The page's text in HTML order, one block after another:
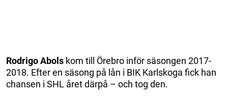
RodrigoAbols kom till Örebro inför säsongen 2017-
2018. Efter en säsong på lån i BIK Karlskoga fick han
chansen i SHL året därpå – och tog den.